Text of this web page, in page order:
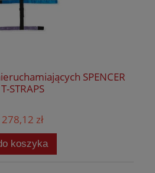
SPENCER
T-STRAPS
278,12 zł
koszyka